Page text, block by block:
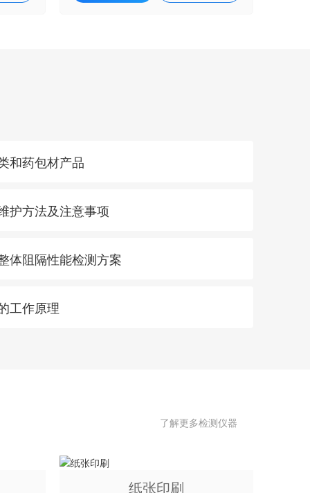
和药包材产品
护方法及注意事项
体阻隔性能检测方案
工作原理
了解更多检测仪器
纸张印刷